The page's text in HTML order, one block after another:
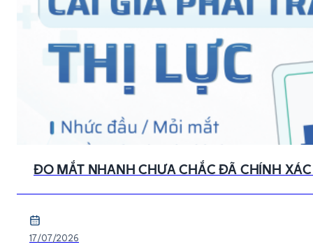
ĐO MẮT NHANH CHƯA CHẮC ĐÃ CHÍNH
17/07/2026